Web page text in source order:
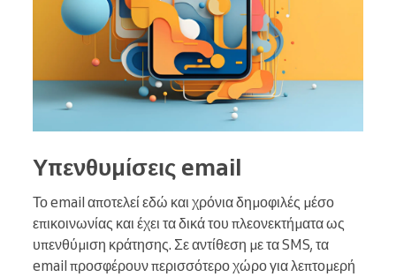
Υπενθυμίσεις email
Το email αποτελεί εδώ και χρόνια δημοφιλές μέσο
επικοινωνίας και έχει τα δικά του πλεονεκτήματα ως
υπενθύμιση κράτησης. Σε αντίθεση με τα SMS, τα
email προσφέρουν περισσότερο χώρο για λεπτομερή